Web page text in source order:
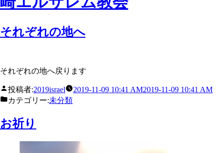
それぞれの地へ
それぞれの地へ戻ります
投稿者:2019israel 2019-11-09 10:41 AM2019-11-09 10:41 AM
カテゴリー:未分類
お祈り